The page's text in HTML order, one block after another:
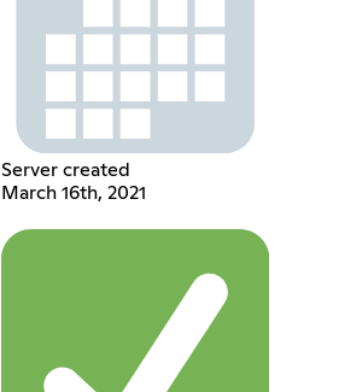
Server created
March 16th, 2021